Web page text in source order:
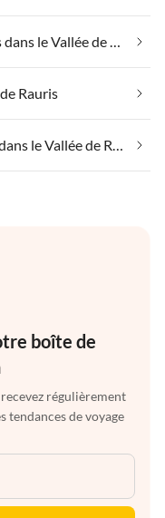
Appartements de vacances pas chers dans le Vallée de Rauris
Rauris
Convient aux personnes allergiques dans le Vallée de Rauris
boîte de
régulièrement
tendances de voyage